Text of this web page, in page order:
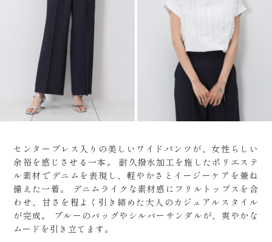
センタープレス入りの美しいワイドパンツが、女性らしい
余裕を感じさせる一本。
耐久撥水加工を施したポリエステ
ル素材でデニムを表現し、軽やかさとイージーケアを兼ね
備えた一着。
デニムライクな素材感にフリルトップスを合
わせ、甘さを程よく引き締めた大人のカジュアルスタイル
が完成。
ブルーのバッグやシルバーサンダルが、爽やかな
ムードを引き立てます。